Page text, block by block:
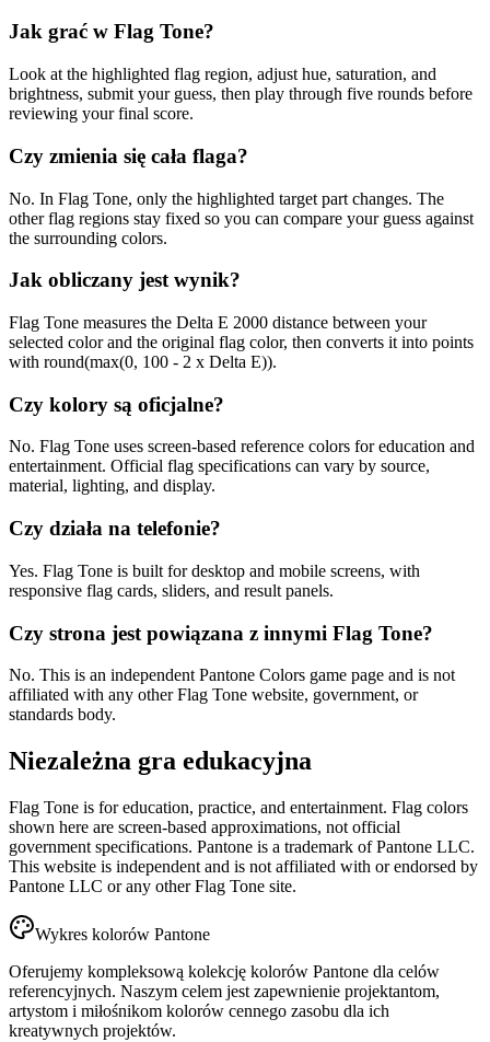
Jak grać w Flag Tone?
Look at the highlighted flag region, adjust hue, saturation, and
brightness, submit your guess, then play through five rounds before
reviewing your final score.
Czy zmienia się cała flaga?
No. In Flag Tone, only the highlighted target part changes. The
other flag regions stay fixed so you can compare your guess against
the surrounding colors.
Jak obliczany jest wynik?
Flag Tone measures the Delta E 2000 distance between your
selected color and the original flag color, then converts it into points
with round(max(0, 100 - 2 x Delta E)).
Czy kolory są oficjalne?
No. Flag Tone uses screen-based reference colors for education and
entertainment. Official flag specifications can vary by source,
material, lighting, and display.
Czy działa na telefonie?
Yes. Flag Tone is built for desktop and mobile screens, with
responsive flag cards, sliders, and result panels.
Czy strona jest powiązana z innymi Flag Tone?
No. This is an independent Pantone Colors game page and is not
affiliated with any other Flag Tone website, government, or
standards body.
Niezależna gra edukacyjna
Flag Tone is for education, practice, and entertainment. Flag colors
shown here are screen-based approximations, not official
government specifications. Pantone is a trademark of Pantone LLC.
This website is independent and is not affiliated with or endorsed by
Pantone LLC or any other Flag Tone site.
Wykres kolorów Pantone
Oferujemy kompleksową kolekcję kolorów Pantone dla celów
referencyjnych. Naszym celem jest zapewnienie projektantom,
artystom i miłośnikom kolorów cennego zasobu dla ich
kreatywnych projektów.